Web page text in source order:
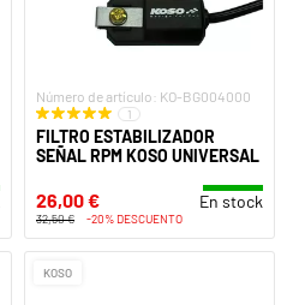
Número de artículo: KO-BG004000
1
FILTRO ESTABILIZADOR
SEÑAL RPM KOSO UNIVERSAL
26,00 € En stock
32,50 € -20% DESCUENTO
KOSO